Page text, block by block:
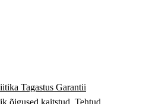
Tagastus Garantii
õigused kaitstud. Tehtud